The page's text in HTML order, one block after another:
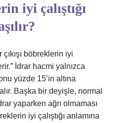
iyi çalıştığı
böbreklerin iyi
İdrar hacmi yalnızca
yüzde 15’in altına
Başka bir deyişle, normal
yaparken ağrı olmaması
iyi çalıştığı anlamına